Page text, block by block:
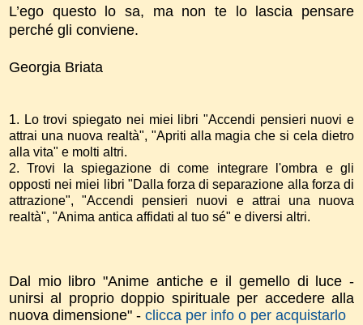
L’ego questo lo sa, ma non te lo lascia pensare
perché gli conviene.
Georgia Briata
1. Lo trovi spiegato nei miei libri "Accendi pensieri nuovi e
attrai una nuova realtà", "Apriti alla magia che si cela dietro
alla vita" e molti altri.
2. Trovi la spiegazione di come integrare l'ombra e gli
opposti nei miei libri "Dalla forza di separazione alla forza di
attrazione", "Accendi pensieri nuovi e attrai una nuova
realtà", "Anima antica affidati al tuo sé" e diversi altri.
Dal mio libro "Anime antiche e il gemello di luce -
unirsi al proprio doppio spirituale per accedere alla
nuova dimensione" - clicca per info o per acquistarlo